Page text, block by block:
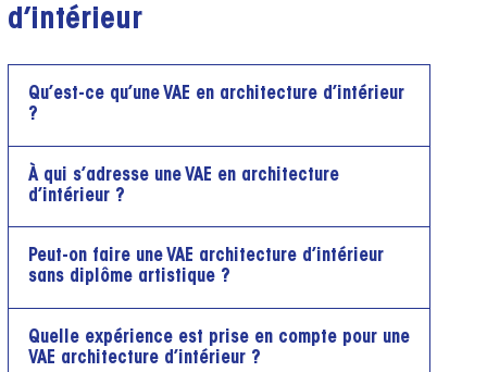
d’intérieur
Qu’est-ce qu’une VAE en architecture d’intérieur
?
À qui s’adresse une VAE en architecture
d’intérieur ?
Peut-on faire une VAE architecture d’intérieur
sans diplôme artistique ?
Quelle expérience est prise en compte pour une
VAE architecture d’intérieur ?